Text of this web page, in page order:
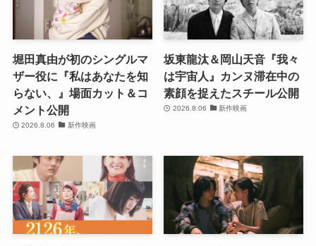
堀田真由が初のシングルマ
ザー役に『私はあなたを知
らない、』場面カット＆コ
メント公開
2026.8.06 新作映画
坂東龍汰＆岡山天音『我々
は宇宙人』カンヌ滞在中の
素顔を捉えたスチール公開
2026.8.06 新作映画